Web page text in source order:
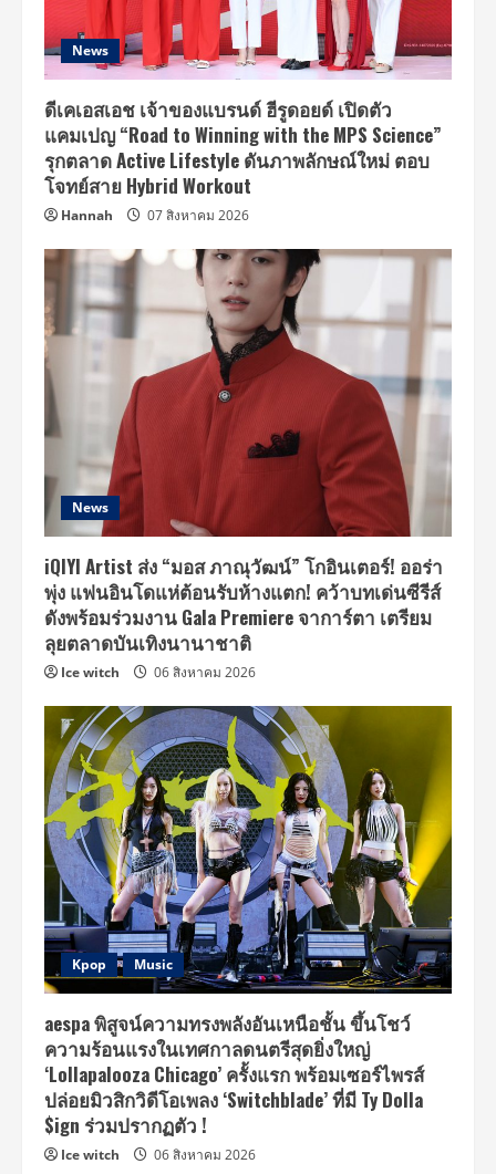
News
ดีเคเอสเอช เจ้าของแบรนด์ ฮีรูดอยด์ เปิดตัว
แคมเปญ “Road to Winning with the MPS Science”
รุกตลาด Active Lifestyle ดันภาพลักษณ์ใหม่ ตอบ
โจทย์สาย Hybrid Workout
Hannah 07 สิงหาคม 2026
News
iQIYI Artist ส่ง “มอส ภาณุวัฒน์” โกอินเตอร์! ออร่า
พุ่ง แฟนอินโดแห่ต้อนรับห้างแตก! คว้าบทเด่นซีรีส์
ดังพร้อมร่วมงาน Gala Premiere จาการ์ตา เตรียม
ลุยตลาดบันเทิงนานาชาติ
Ice witch 06 สิงหาคม 2026
Kpop Music
aespa พิสูจน์ความทรงพลังอันเหนือชั้น ขึ้นโชว์
ความร้อนแรงในเทศกาลดนตรีสุดยิ่งใหญ่
‘Lollapalooza Chicago’ ครั้งแรก พร้อมเซอร์ไพรส์
ปล่อยมิวสิกวิดีโอเพลง ‘Switchblade’ ที่มี Ty Dolla
$ign ร่วมปรากฏตัว !
Ice witch 06 สิงหาคม 2026